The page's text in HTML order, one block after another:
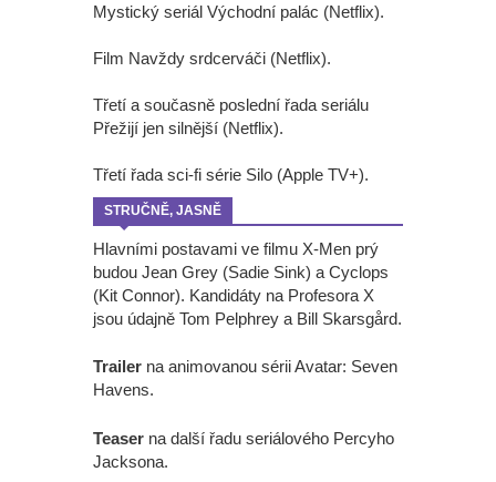
Mystický seriál Východní palác (Netflix).
Film Navždy srdcerváči (Netflix).
Třetí a současně poslední řada seriálu
Přežijí jen silnější (Netflix).
Třetí řada sci-fi série Silo (Apple TV+).
STRUČNĚ, JASNĚ
Hlavními postavami ve filmu X-Men prý
budou Jean Grey (Sadie Sink) a Cyclops
(Kit Connor). Kandidáty na Profesora X
jsou údajně Tom Pelphrey a Bill Skarsgård.
Trailer na animovanou sérii Avatar: Seven
Havens.
Teaser na další řadu seriálového Percyho
Jacksona.